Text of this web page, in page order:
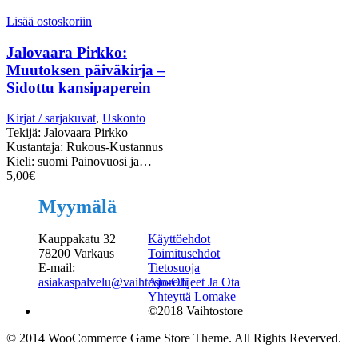
Lisää ostoskoriin
Jalovaara Pirkko:
Muutoksen päiväkirja –
Sidottu kansipaperein
Kirjat / sarjakuvat, Uskonto
Tekijä: Jalovaara Pirkko
Kustantaja: Rukous-Kustannus
Kieli: suomi Painovuosi ja…
5,00€
Myymälä
Kauppakatu 32
78200 Varkaus
E-mail:
asiakaspalvelu@vaihtostore.fi
Käyttöehdot
Toimitusehdot
Tietosuoja
Ajo-Ohjeet Ja Ota
Yhteyttä Lomake
©2018 Vaihtostore
© 2014 WooCommerce Game Store Theme. All Rights Reverved.